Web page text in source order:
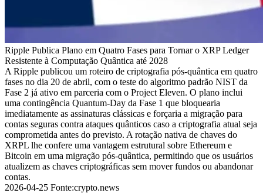
Ripple Publica Plano em Quatro Fases para Tornar o XRP Ledger
Resistente à Computação Quântica até 2028
A Ripple publicou um roteiro de criptografia pós-quântica em quatro
fases no dia 20 de abril, com o teste do algoritmo padrão NIST da
Fase 2 já ativo em parceria com o Project Eleven. O plano inclui
uma contingência Quantum-Day da Fase 1 que bloquearia
imediatamente as assinaturas clássicas e forçaria a migração para
contas seguras contra ataques quânticos caso a criptografia atual seja
comprometida antes do previsto. A rotação nativa de chaves do
XRPL lhe confere uma vantagem estrutural sobre Ethereum e
Bitcoin em uma migração pós-quântica, permitindo que os usuários
atualizem as chaves criptográficas sem mover fundos ou abandonar
contas.
2026-04-25 Fonte:crypto.news